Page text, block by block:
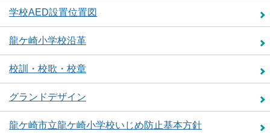
学校AED設置位置図
龍ケ崎小学校沿革
校訓・校歌・校章
グランドデザイン
龍ケ崎市立龍ケ崎小学校いじめ防止基本方針